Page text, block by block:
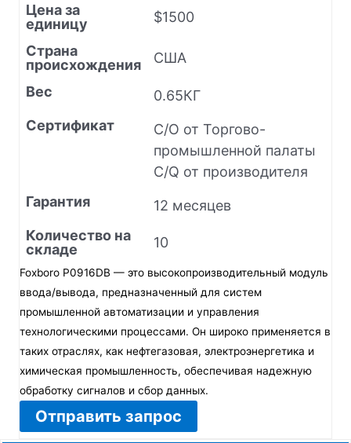
Цена за
единицу
$1500
Страна
происхождения
США
Вес
0.65КГ
Сертификат
C/O от Торгово-
промышленной палаты
C/Q от производителя
Гарантия
12 месяцев
Количество на
складе
10
Foxboro P0916DB — это высокопроизводительный модуль
ввода/вывода, предназначенный для систем
промышленной автоматизации и управления
технологическими процессами. Он широко применяется в
таких отраслях, как нефтегазовая, электроэнергетика и
химическая промышленность, обеспечивая надежную
обработку сигналов и сбор данных.
Отправить запрос